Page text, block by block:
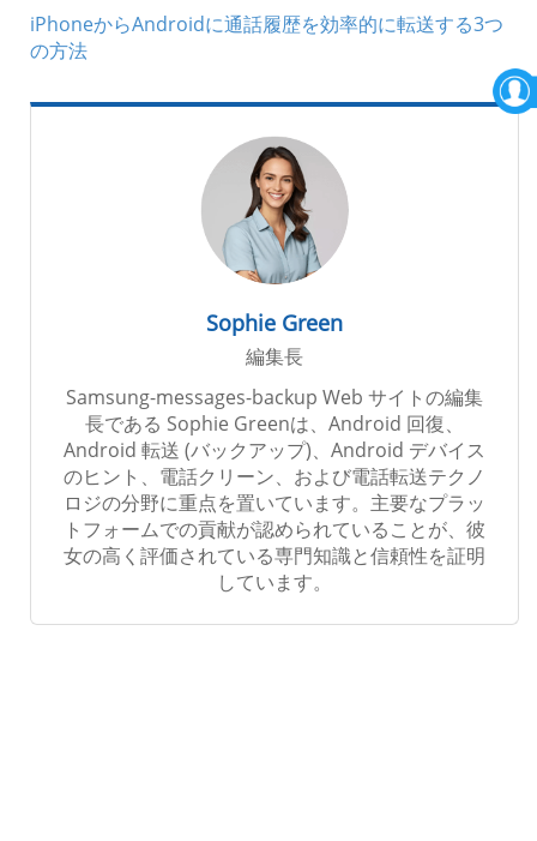
iPhoneからAndroidに通話履歴を効率的に転送する3つ
の方法
Sophie Green
編集長
Samsung-messages-backup Web サイトの編集
長である Sophie Greenは、Android 回復、
Android 転送 (バックアップ)、Android デバイス
のヒント、電話クリーン、および電話転送テクノ
ロジの分野に重点を置いています。主要なプラッ
トフォームでの貢献が認められていることが、彼
女の高く評価されている専門知識と信頼性を証明
しています。